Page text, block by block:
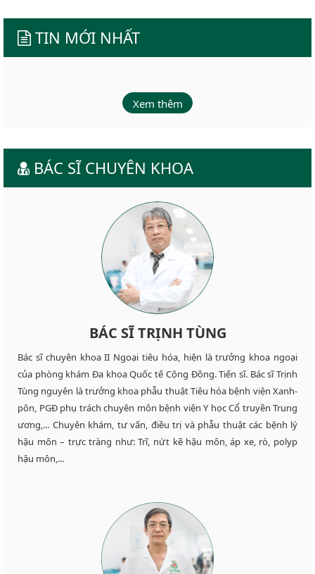
TIN MỚI NHẤT
Xem thêm
BÁC SĨ CHUYÊN KHOA
BÁC SĨ TRỊNH TÙNG
Bác sĩ chuyên khoa II Ngoại tiêu hóa, hiện là trưởng khoa ngoại
của phòng khám Đa khoa Quốc tế Cộng Đồng. Tiến sĩ. Bác sĩ Trịnh
Tùng nguyên là trưởng khoa phẫu thuật Tiêu hóa bệnh viện Xanh-
pôn, PGĐ phụ trách chuyên môn bệnh viện Y học Cổ truyền Trung
ương,... Chuyên khám, tư vấn, điều trị và phẫu thuật các bệnh lý
hậu môn – trực tràng như: Trĩ, nứt kẽ hậu môn, áp xe, rò, polyp
hậu môn,...